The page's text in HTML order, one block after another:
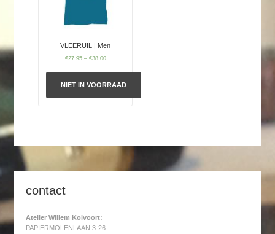
VLEERUIL | Men
€27.95– €38.00
NIET IN VOORRAAD
contact
Atelier Willem Kolvoort:
PAPIERMOLENLAAN 3-26